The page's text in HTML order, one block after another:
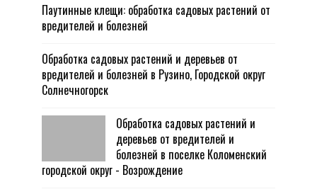
Паутинные клещи: обработка садовых растений от
вредителей и болезней
Обработка садовых растений и деревьев от
вредителей и болезней в Рузино, Городской округ
Солнечногорск
Обработка садовых растений и
деревьев от вредителей и
болезней в поселке Коломенский
городской округ - Возрождение